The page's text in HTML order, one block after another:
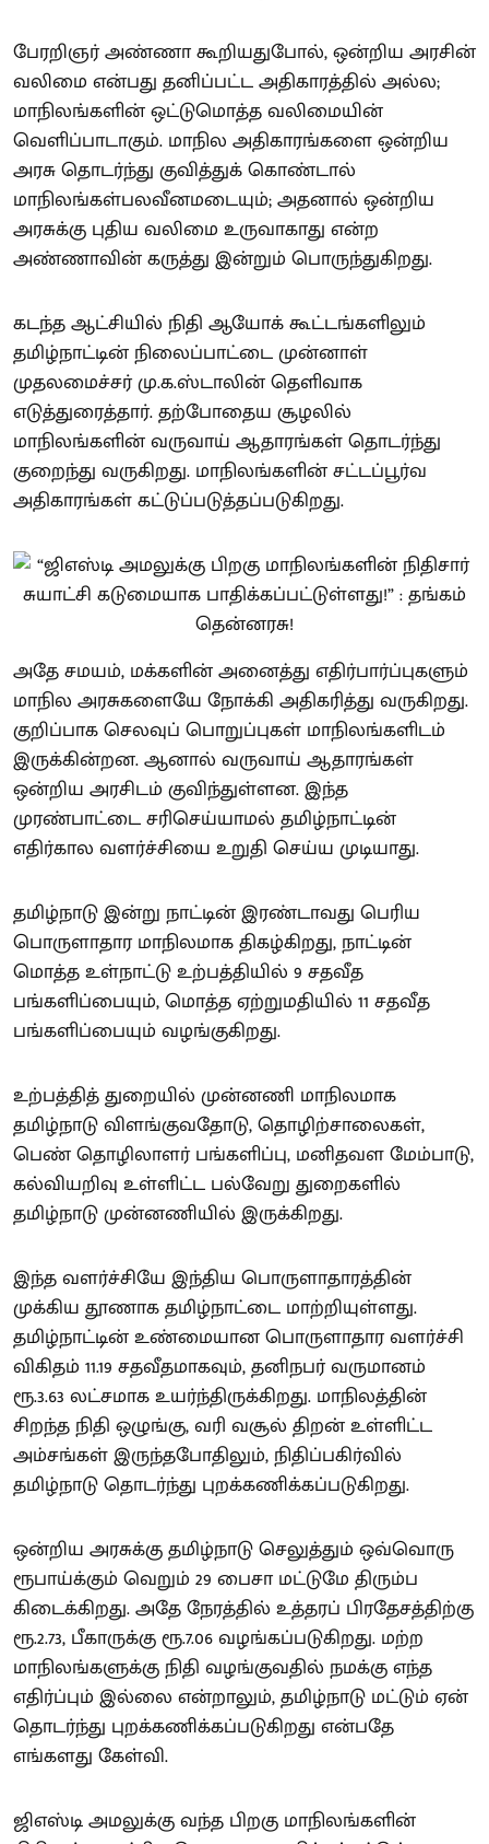
பேரறிஞர் அண்ணா கூறியதுபோல், ஒன்றிய அரசின்
வலிமை என்பது தனிப்பட்ட அதிகாரத்தில் அல்ல;
மாநிலங்களின் ஒட்டுமொத்த வலிமையின்
வெளிப்பாடாகும். மாநில அதிகாரங்களை ஒன்றிய
அரசு தொடர்ந்து குவித்துக் கொண்டால்
மாநிலங்கள்பலவீனமடையும்; அதனால் ஒன்றிய
அரசுக்கு புதிய வலிமை உருவாகாது என்ற
அண்ணாவின் கருத்து இன்றும் பொருந்துகிறது.
கடந்த ஆட்சியில் நிதி ஆயோக் கூட்டங்களிலும்
தமிழ்நாட்டின் நிலைப்பாட்டை முன்னாள்
முதலமைச்சர் மு.க.ஸ்டாலின் தெளிவாக
எடுத்துரைத்தார். தற்போதைய சூழலில்
மாநிலங்களின் வருவாய் ஆதாரங்கள் தொடர்ந்து
குறைந்து வருகிறது. மாநிலங்களின் சட்டப்பூர்வ
அதிகாரங்கள் கட்டுப்படுத்தப்படுகிறது.
அதே சமயம், மக்களின் அனைத்து எதிர்பார்ப்புகளும்
மாநில அரசுகளையே நோக்கி அதிகரித்து வருகிறது.
குறிப்பாக செலவுப் பொறுப்புகள் மாநிலங்களிடம்
இருக்கின்றன. ஆனால் வருவாய் ஆதாரங்கள்
ஒன்றிய அரசிடம் குவிந்துள்ளன. இந்த
முரண்பாட்டை சரிசெய்யாமல் தமிழ்நாட்டின்
எதிர்கால வளர்ச்சியை உறுதி செய்ய முடியாது.
தமிழ்நாடு இன்று நாட்டின் இரண்டாவது பெரிய
பொருளாதார மாநிலமாக திகழ்கிறது, நாட்டின்
மொத்த உள்நாட்டு உற்பத்தியில் 9 சதவீத
பங்களிப்பையும், மொத்த ஏற்றுமதியில் 11 சதவீத
பங்களிப்பையும் வழங்குகிறது.
உற்பத்தித் துறையில் முன்னணி மாநிலமாக
தமிழ்நாடு விளங்குவதோடு, தொழிற்சாலைகள்,
பெண் தொழிலாளர் பங்களிப்பு, மனிதவள மேம்பாடு,
கல்வியறிவு உள்ளிட்ட பல்வேறு துறைகளில்
தமிழ்நாடு முன்னணியில் இருக்கிறது.
இந்த வளர்ச்சியே இந்திய பொருளாதாரத்தின்
முக்கிய தூணாக தமிழ்நாட்டை மாற்றியுள்ளது.
தமிழ்நாட்டின் உண்மையான பொருளாதார வளர்ச்சி
விகிதம் 11.19 சதவீதமாகவும், தனிநபர் வருமானம்
ரூ.3.63 லட்சமாக உயர்ந்திருக்கிறது. மாநிலத்தின்
சிறந்த நிதி ஒழுங்கு, வரி வசூல் திறன் உள்ளிட்ட
அம்சங்கள் இருந்தபோதிலும், நிதிப்பகிர்வில்
தமிழ்நாடு தொடர்ந்து புறக்கணிக்கப்படுகிறது.
ஒன்றிய அரசுக்கு தமிழ்நாடு செலுத்தும் ஒவ்வொரு
ரூபாய்க்கும் வெறும் 29 பைசா மட்டுமே திரும்ப
கிடைக்கிறது. அதே நேரத்தில் உத்தரப் பிரதேசத்திற்கு
ரூ.2.73, பீகாருக்கு ரூ.7.06 வழங்கப்படுகிறது. மற்ற
மாநிலங்களுக்கு நிதி வழங்குவதில் நமக்கு எந்த
எதிர்ப்பும் இல்லை என்றாலும், தமிழ்நாடு மட்டும் ஏன்
தொடர்ந்து புறக்கணிக்கப்படுகிறது என்பதே
எங்களது கேள்வி.
ஜிஎஸ்டி அமலுக்கு வந்த பிறகு மாநிலங்களின்